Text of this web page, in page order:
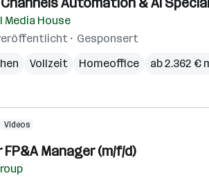
Media House
Gesponsert
Vollzeit Homeoffice ab 2.362 €
Videos
FP&A Manager (m/f/d)